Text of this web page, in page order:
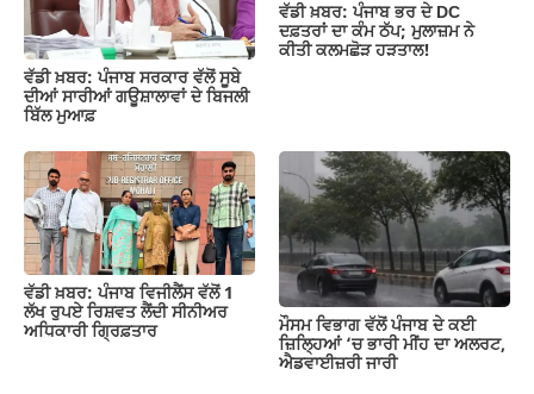
ਵੱਡੀ ਖ਼ਬਰ: ਪੰਜਾਬ ਸਰਕਾਰ ਵੱਲੋਂ ਸੂਬੇ
ਦੀਆਂ ਸਾਰੀਆਂ ਗਊਸ਼ਾਲਾਵਾਂ ਦੇ ਬਿਜਲੀ
ਬਿੱਲ ਮੁਆਫ਼
ਵੱਡੀ ਖ਼ਬਰ: ਪੰਜਾਬ ਭਰ ਦੇ DC
ਦਫ਼ਤਰਾਂ ਦਾ ਕੰਮ ਠੱਪ; ਮੁਲਾਜ਼ਮ ਨੇ
ਕੀਤੀ ਕਲਮਛੋੜ ਹੜਤਾਲ!
ਵੱਡੀ ਖ਼ਬਰ: ਪੰਜਾਬ ਵਿਜੀਲੈਂਸ ਵੱਲੋਂ 1
ਲੱਖ ਰੁਪਏ ਰਿਸ਼ਵਤ ਲੈਂਦੀ ਸੀਨੀਅਰ
ਅਧਿਕਾਰੀ ਗ੍ਰਿਫ਼ਤਾਰ
ਮੌਸਮ ਵਿਭਾਗ ਵੱਲੋਂ ਪੰਜਾਬ ਦੇ ਕਈ
ਜ਼‍ਿਲ੍ਹਿਆਂ ‘ਚ ਭਾਰੀ ਮੀਂਹ ਦਾ ਅਲਰਟ,
ਐਡਵਾਈਜ਼ਰੀ ਜਾਰੀ